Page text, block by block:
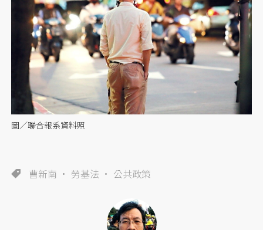
圖／聯合報系資料照
曹新南 勞基法 公共政策